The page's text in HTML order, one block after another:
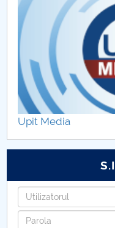
MENIU CANTINA
TEME PROPUSE
Documente
Teme Propuse
Upit Media
Username
Password